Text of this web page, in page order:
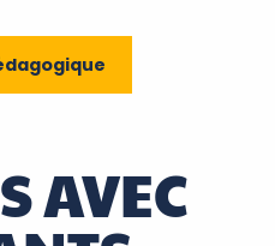
AVEC